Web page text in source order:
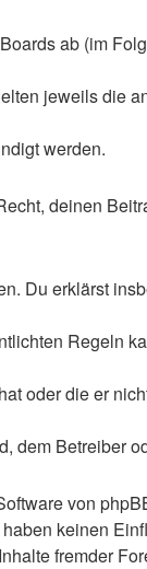
ab (im
jeweils die
werden.
deinen
Du erklärst
Regeln
oder die er
dem Betreiber
von
keinen
fremder